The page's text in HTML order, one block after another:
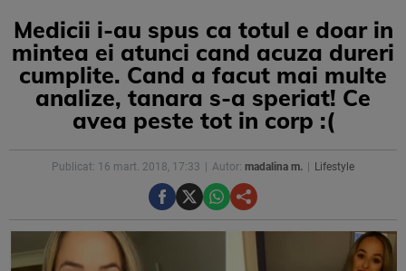
Medicii i-au spus ca totul e doar in
mintea ei atunci cand acuza dureri
cumplite. Cand a facut mai multe
analize, tanara s-a speriat! Ce
avea peste tot in corp :(
Publicat: 16 mart. 2018, 17:33 Autor: madalina m. Lifestyle